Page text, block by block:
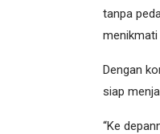
tanpa
menikmati
Dengan
siap
“Ke